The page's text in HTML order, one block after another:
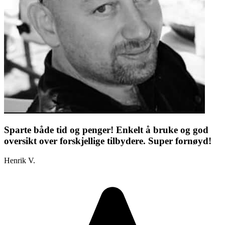
Sparte både tid og penger! Enkelt å bruke og god
oversikt over forskjellige tilbydere. Super fornøyd!
Henrik V.